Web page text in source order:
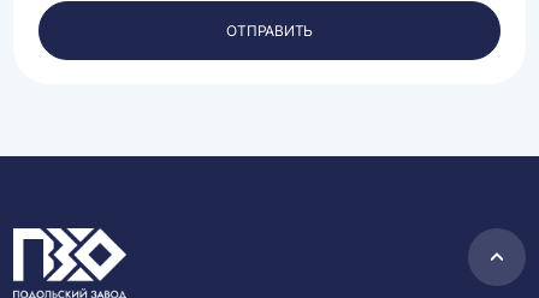
персональных
данных.
ОТПРАВИТЬ
в